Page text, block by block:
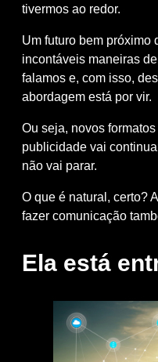
tivermos ao redor.
Um futuro bem próximo
incontáveis maneiras
falamos e, com isso,
abordagem está por vir.
Ou seja, novos
publicidade vai
não vai parar.
O que é natural, certo?
fazer comunicação
Ela está